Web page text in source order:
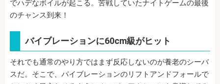
でハデなボイルが起こる。苦戦していたナイトゲームの最後
のチャンス到来！
バイブレーションに60cm級がヒット
それでも通常のやり方ではまず反応しないのが養老のシーバ
スだ。そこで、バイブレーションのリフトアンドフォールで